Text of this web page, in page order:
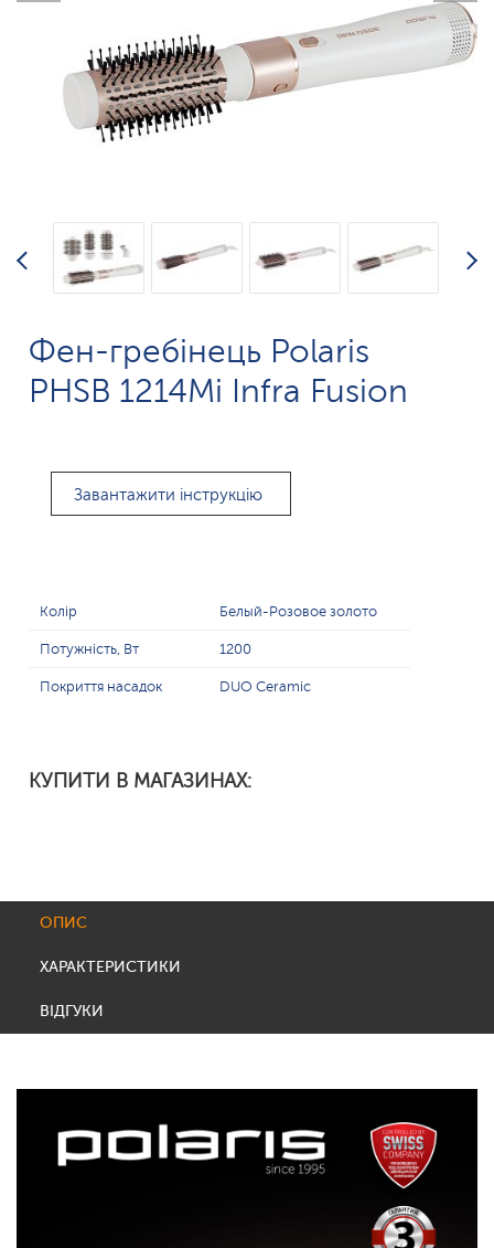
Фен-гребінець Polaris
PHSB 1214Mi Infra Fusion
Завантажити інструкцію
Колір Белый-Розовое золото
Потужність, Вт 1200
Покриття насадок DUO Ceramic
КУПИТИ В МАГАЗИНАХ:
ОПИС
ХАРАКТЕРИСТИКИ
ВІДГУКИ